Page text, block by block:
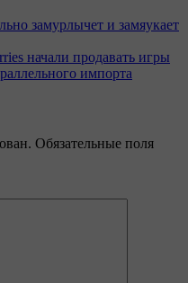
замурлычет и замяукает
начали продавать игры
импорта
Обязательные поля